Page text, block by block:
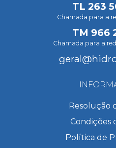
TL 263
Chamada para a
TM 966
Chamada para a
Resolução
Condições
Política de